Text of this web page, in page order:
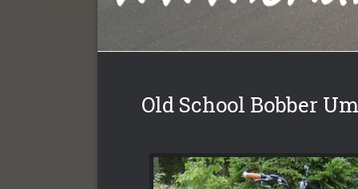
Old School Bobber